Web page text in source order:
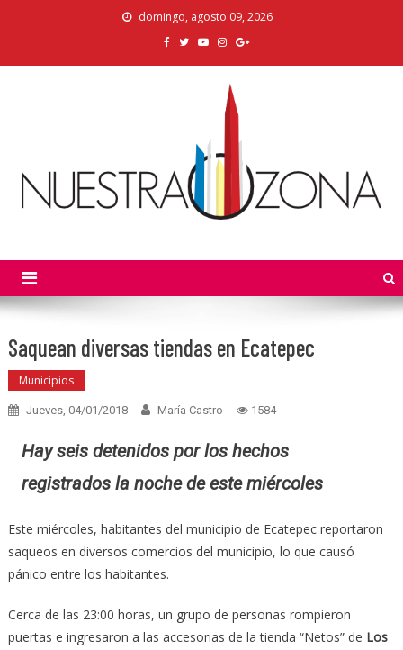
domingo, agosto 09, 2026
Saquean diversas tiendas en Ecatepec
Municipios
Jueves, 04/01/2018 María Castro 1584
Hay seis detenidos por los hechos
registrados la noche de este miércoles
Este miércoles, habitantes del municipio de Ecatepec reportaron
saqueos en diversos comercios del municipio, lo que causó
pánico entre los habitantes.
Cerca de las 23:00 horas, un grupo de personas rompieron
puertas e ingresaron a las accesorias de la tienda “Netos” de Los